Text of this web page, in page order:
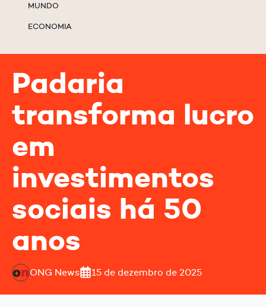
MUNDO
ECONOMIA
Padaria
transforma lucro
em
investimentos
sociais há 50
anos
ONG News 15 de dezembro de 2025